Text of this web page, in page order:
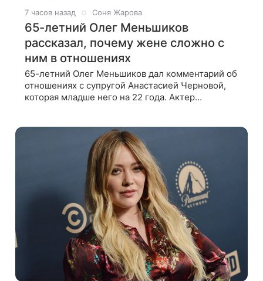
7 часов назад Соня Жарова
65-летний Олег Меньшиков
рассказал, почему жене сложно с
ним в отношениях
65-летний Олег Меньшиков дал комментарий об
отношениях с супругой Анастасией Черновой,
которая младше него на 22 года. Актер